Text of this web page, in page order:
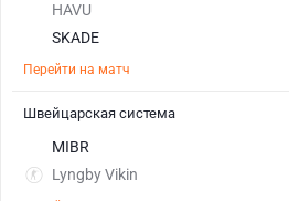
HAVU
SKADE
Перейти на матч
MIBR
Lyngby Vikin
Швейцарская система